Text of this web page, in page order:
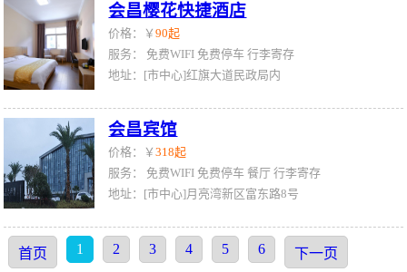
会昌樱花快捷酒店
价格：￥90起
服务： 免费WIFI 免费停车 行李寄存
地址：[市中心]红旗大道民政局内
会昌宾馆
价格：￥318起
服务： 免费WIFI 免费停车 餐厅 行李寄存
地址：[市中心]月亮湾新区富东路8号
首页 1 2 3 4 5 6 下一页